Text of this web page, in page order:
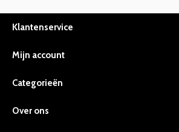
Klantenservice
Mijn account
Categorieën
Over ons